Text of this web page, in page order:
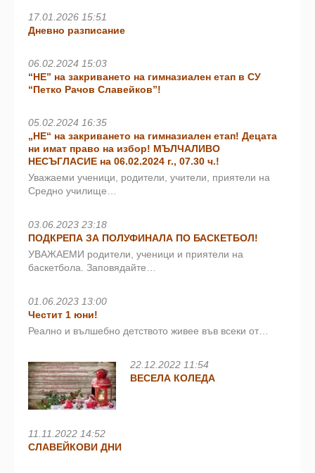
17.01.2026 15:51
Дневно разписание
06.02.2024 15:03
“НЕ” на закриването на гимназиален етап в СУ
“Петко Рачов Славейков”!
05.02.2024 16:35
„НЕ“ на закриването на гимназиален етап! Децата
ни имат право на избор! МЪЛЧАЛИВО
НЕСЪГЛАСИЕ на 06.02.2024 г., 07.30 ч.!
Уважаеми ученици, родители, учители, приятели на
Средно училище…
03.06.2023 23:18
ПОДКРЕПА ЗА ПОЛУФИНАЛА ПО БАСКЕТБОЛ!
УВАЖАЕМИ родители, ученици и приятели на
баскетбола. Заповядайте…
01.06.2023 13:00
Честит 1 юни!
Реално и вълшебно детството живее във всеки от…
22.12.2022 11:54
ВЕСЕЛА КОЛЕДА
11.11.2022 14:52
СЛАВЕЙКОВИ ДНИ